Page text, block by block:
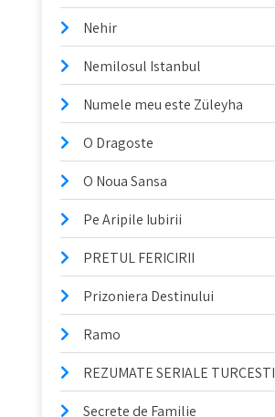
Nehir
Nemilosul Istanbul
Numele meu este Züleyha
O Dragoste
O Noua Sansa
Pe Aripile Iubirii
PRETUL FERICIRII
Prizoniera Destinului
Ramo
REZUMATE SERIALE TURCESTI
Secrete de Familie